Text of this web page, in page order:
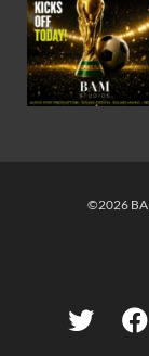
©2026